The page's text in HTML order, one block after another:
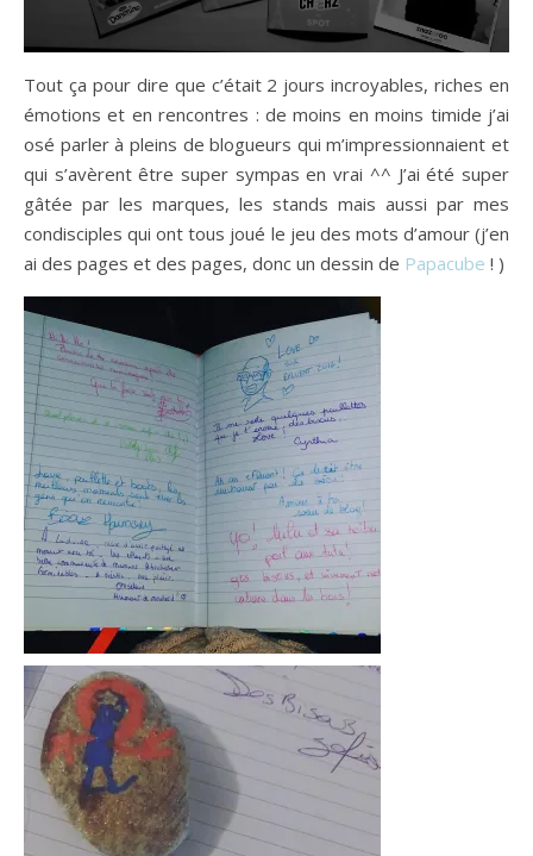
Tout ça pour dire que c’était 2 jours incroyables, riches en
émotions et en rencontres : de moins en moins timide j’ai
osé parler à pleins de blogueurs qui m’impressionnaient et
qui s’avèrent être super sympas en vrai ^^ J’ai été super
gâtée par les marques, les stands mais aussi par mes
condisciples qui ont tous joué le jeu des mots d’amour (j’en
ai des pages et des pages, donc un dessin de Papacube ! )